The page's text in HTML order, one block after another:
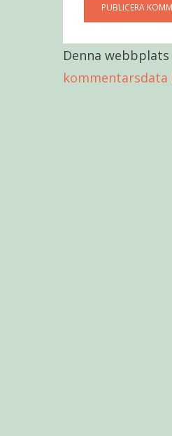
Denna
kommentarsdata